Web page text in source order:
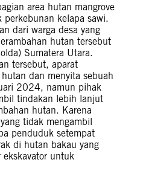
area hutan mangrove
kelapa sawi.
dari warga desa yang
hutan tersebut
Sumatera Utara.
tersebut, aparat
dan menyita sebuah
2024, namun pihak
tindakan lebih lanjut
hutan. Karena
tidak mengambil
penduduk setempat
di hutan bakau yang
untuk